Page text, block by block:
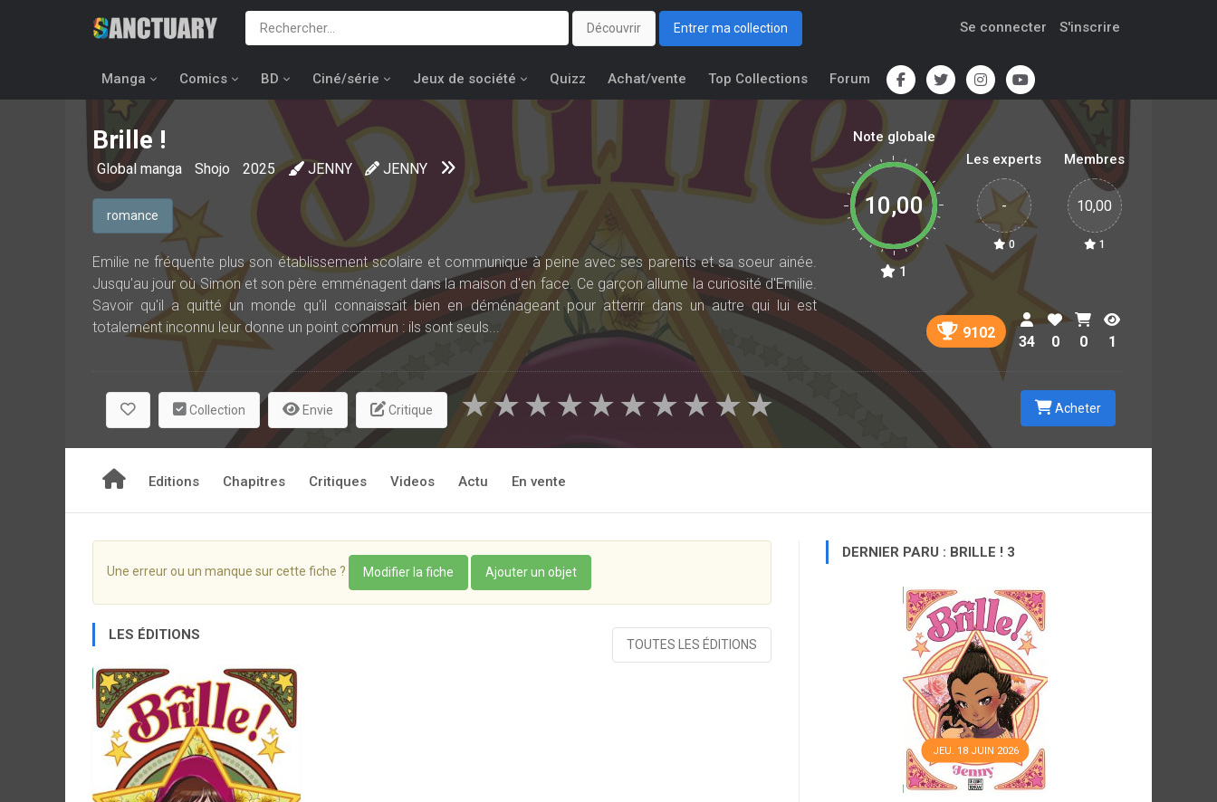
Découvrir Entrer ma collection Se connecter S'inscrire
Manga Comics BD Ciné/série Jeux de société Quizz Achat/vente Top Collections Forum
Brille !
Global manga Shojo 2025 JENNY JENNY
romance
Emilie ne fréquente plus son établissement scolaire et communique à peine avec ses parents et sa soeur ainée.
Jusqu'au jour où Simon et son père emménagent dans la maison d'en face. Ce garçon allume la curiosité d'Emilie.
Savoir qu'il a quitté un monde qu'il connaissait bien en déménageant pour atterrir dans un autre qui lui est
totalement inconnu leur donne un point commun : ils sont seuls...
Note globale
10,00
1
Les experts
-
0
Membres
10,00
1
9102
34 0 0 1
Collection Envie Critique ★
★
★
★
★
★
★
★
★
★ Acheter
Editions Chapitres Critiques Videos Actu En vente
Une erreur ou un manque sur cette fiche ? Modifier la fiche Ajouter un objet
LES ÉDITIONS
TOUTES LES ÉDITIONS
DERNIER PARU : BRILLE ! 3
JEU. 18 JUIN 2026